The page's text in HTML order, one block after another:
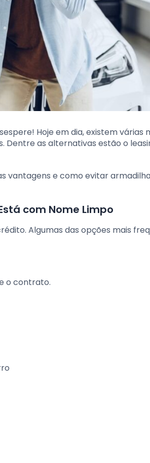
Hoje em dia, existem várias
Dentre as alternativas estão o
vantagens e como evitar
com Nome Limpo
Algumas das opções mais
o contrato.